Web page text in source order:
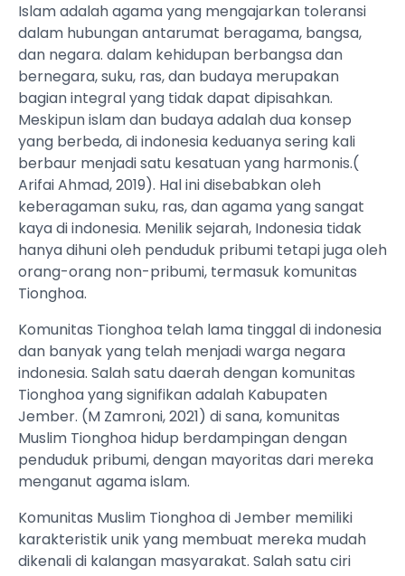
Islam adalah agama yang mengajarkan toleransi
dalam hubungan antarumat beragama, bangsa,
dan negara. dalam kehidupan berbangsa dan
bernegara, suku, ras, dan budaya merupakan
bagian integral yang tidak dapat dipisahkan.
Meskipun islam dan budaya adalah dua konsep
yang berbeda, di indonesia keduanya sering kali
berbaur menjadi satu kesatuan yang harmonis.(
Arifai Ahmad, 2019). Hal ini disebabkan oleh
keberagaman suku, ras, dan agama yang sangat
kaya di indonesia. Menilik sejarah, Indonesia tidak
hanya dihuni oleh penduduk pribumi tetapi juga oleh
orang-orang non-pribumi, termasuk komunitas
Tionghoa.
Komunitas Tionghoa telah lama tinggal di indonesia
dan banyak yang telah menjadi warga negara
indonesia. Salah satu daerah dengan komunitas
Tionghoa yang signifikan adalah Kabupaten
Jember. (M Zamroni, 2021) di sana, komunitas
Muslim Tionghoa hidup berdampingan dengan
penduduk pribumi, dengan mayoritas dari mereka
menganut agama islam.
Komunitas Muslim Tionghoa di Jember memiliki
karakteristik unik yang membuat mereka mudah
dikenali di kalangan masyarakat. Salah satu ciri